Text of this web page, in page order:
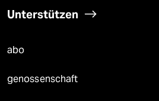
Unterstützen
abo
genossenschaft